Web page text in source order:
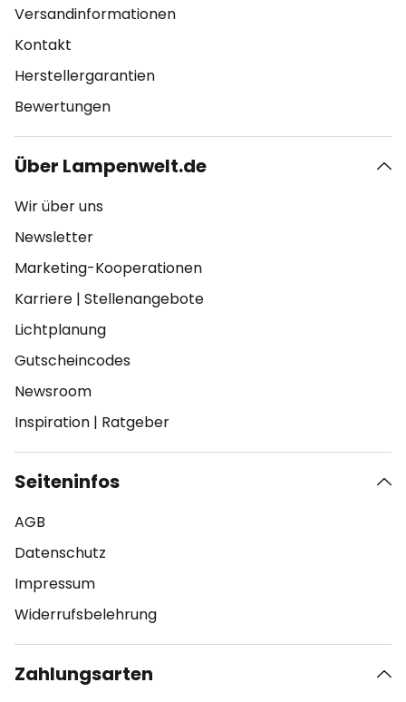
Versandinformationen
Kontakt
Herstellergarantien
Bewertungen
Über Lampenwelt.de
Wir über uns
Newsletter
Marketing-Kooperationen
Karriere | Stellenangebote
Lichtplanung
Gutscheincodes
Newsroom
Inspiration | Ratgeber
Seiteninfos
AGB
Datenschutz
Impressum
Widerrufsbelehrung
Zahlungsarten